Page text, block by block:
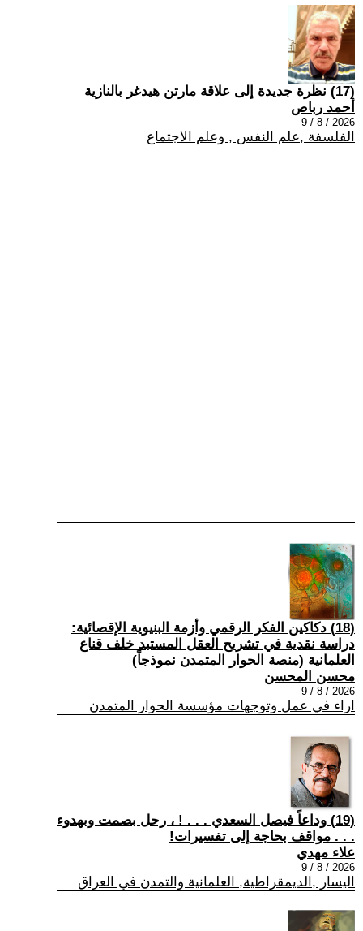
(17) نظرة جديدة إلى علاقة مارتن هيدغر بالنازية
أحمد رباص
2026 / 8 / 9
الفلسفة ,علم النفس , وعلم الاجتماع
(18) دكاكين الفكر الرقمي وأزمة البنيوية الإقصائية:
دراسة نقدية في تشريح العقل المستبد خلف قناع
العلمانية (منصة الحوار المتمدن نموذجاً)
محسن المحسن
2026 / 8 / 9
اراء في عمل وتوجهات مؤسسة الحوار المتمدن
(19) وداعاً فيصل السعدي . . . ! ، رحل بصمت وبهدوء
. . . مواقف بحاجة إلى تفسيرات!
علاء مهدي
2026 / 8 / 9
اليسار ,الديمقراطية, العلمانية والتمدن في العراق